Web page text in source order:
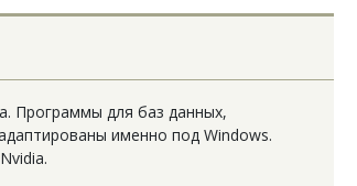
Программы для баз данных,
именно под Windows.